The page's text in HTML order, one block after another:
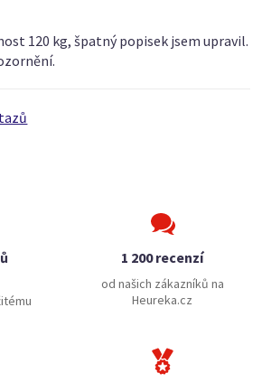
120 kg, špatný popisek jsem upravil.
1 200 recenzí
od našich zákazníků na
Heureka.cz